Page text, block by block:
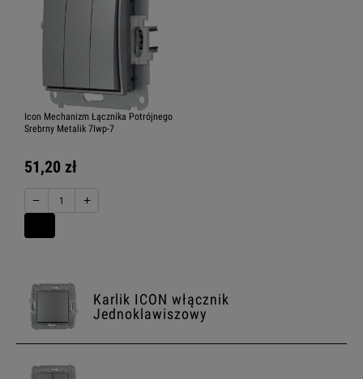
Icon Mechanizm Łącznika Potrójnego
Srebrny Metalik 7Iwp-7
51,20 zł
− +
Karlik ICON włącznik
Jednoklawiszowy